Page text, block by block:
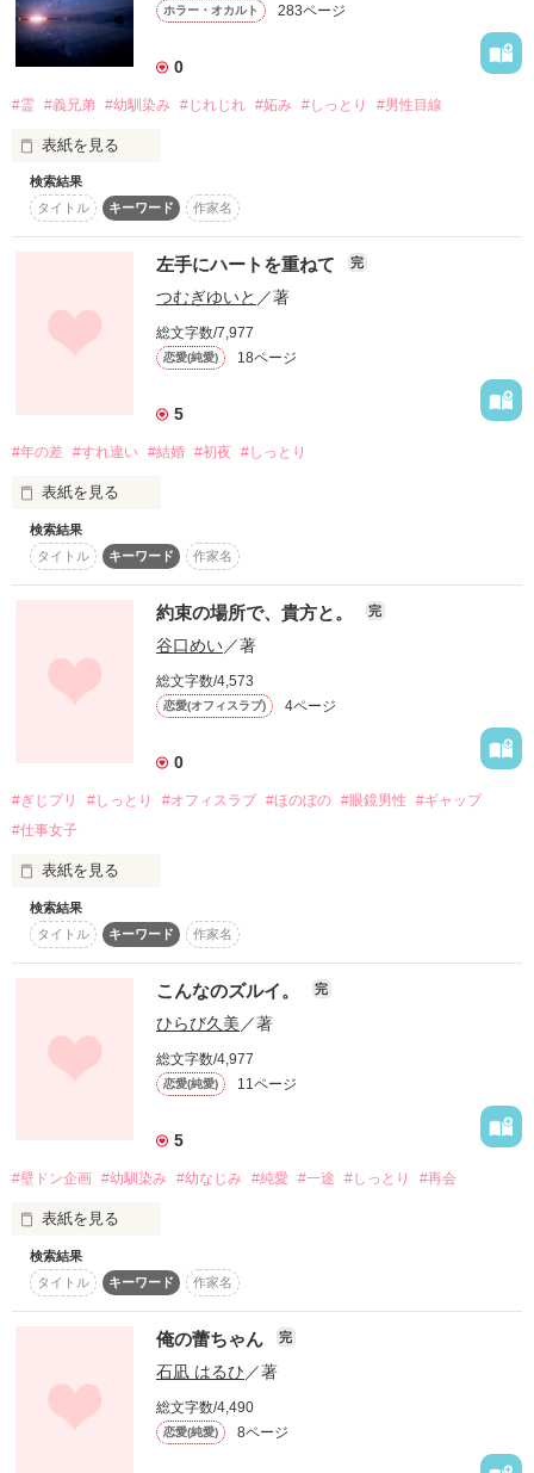
『君の隣でクリスマスを祝う』
つきひと様、素敵なレビューをありがとうございました(*^^*)
作品を読む
ホラー・オカルト 283ページ
0
#霊 #義兄弟 #幼馴染み #じれじれ #妬み #しっとり #男性目線
表紙を見る
感じる…
感じる…
ごめん…
*･゜ﾟ･*:.｡..｡.:*･''･*:.｡. .｡.:*･゜ﾟ･*
心霊／死者／生き霊／死／幼馴染み／優等生／劣等感／義理／
兄／妹／弟／異母／異父／跡継ぎ／同性愛／成長／子供／大人
／／／
／／／フィクション／／／
完全なるフィクションです
・一部同性愛の表現もございます。
・一部過激な表現も混じっております。
2018/5/31 FIN
作品を読む
検索結果
タイトル
キーワード 作家名
左手にハートを重ねて 完
つむぎゆいと ／著
総文字数/7,977
恋愛(純愛) 18ページ
5
#年の差 #すれ違い #結婚 #初夜 #しっとり
表紙を見る
結婚式の２次会で、
かつての同級生に祝福される優香。
幸せな花嫁であるはずなのに、
優香の心には小さなとげが刺さっていた。
彼の本当の気持ちがわからない。
すれ違いの結婚初夜。
稿・転載しています。
検索結果
タイトル
キーワード 作家名
約束の場所で、貴方と。 完
谷口めい／著
総文字数/4,573
恋愛(オフィスラブ) 4ページ
0
#ぎじプリ #しっとり #オフィスラブ #ほのぼの #眼鏡男性
#ギャップ
#仕事女子
表紙を見る
私、林裕子の職場での呼び名は
『鉄の女』と『林女史』。
職場で28歳の私は女性の中で一番の年長。
ある日、後輩を指導していたらその場で泣かれてしまい…
周りのみんなは、みんな彼女の味方で。
その場は必死に涙を抑えたけれど、私も泣いてしまいそうで駆
＊ぎじプリ参加作品です
＊熊谷めい(変更前)名義で、ぎじプリ入選作品に選んでいただ
いたお話です。
作品を読む
検索結果
タイトル
キーワード 作家名
こんなのズルイ。 完
ひらび久美 ／著
総文字数/4,977
恋愛(純愛) 11ページ
5
#壁ドン企画 #幼馴染み #幼なじみ #純愛 #一途 #しっとり #再会
表紙を見る
六年間片想いしてきたタツキを忘れさせてやると言われて、
小学校からの幼馴染みのコウタと付き合い始めた私、アオイ。
コウタはいまだに私と手をつなごうとしないんだけど、それは
本当は私のことを好きなんじゃなくて、
報われない想いを抱えている私のことをかわいそうに思って
付き合おうって言っただけなの……？
検索結果
タイトル
キーワード 作家名
俺の蕾ちゃん 完
石凪 はるひ ／著
総文字数/4,490
恋愛(純愛) 8ページ